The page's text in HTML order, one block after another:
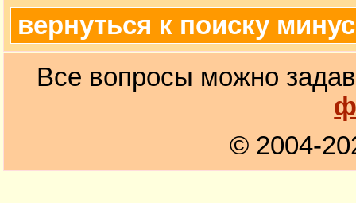
вернуться к поиску
Все вопросы можно
© 2004-